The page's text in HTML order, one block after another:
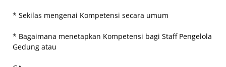
* Sekilas mengenai Kompetensi secara umum
* Bagaimana menetapkan Kompetensi bagi Staff Pengelola
Gedung atau